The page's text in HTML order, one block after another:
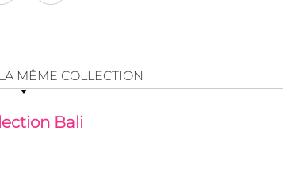
MÊME COLLECTION
Bali